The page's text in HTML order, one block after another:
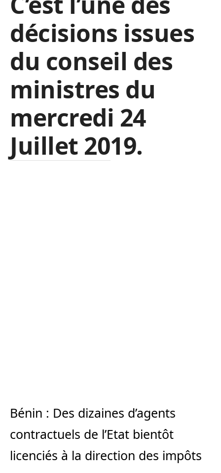
décisions issues
du conseil des
ministres du
mercredi 24
Juillet 2019.
Bénin : Des dizaines d’agents
contractuels de l’Etat bientôt
licenciés à la direction des impôts